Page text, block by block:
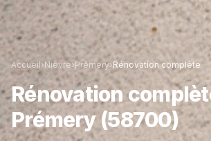
Accueil›Nièvre›Prémery›Rénovation complète
Rénovation
Prémery(58700)